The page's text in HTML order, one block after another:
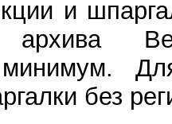
и
минимум.
без